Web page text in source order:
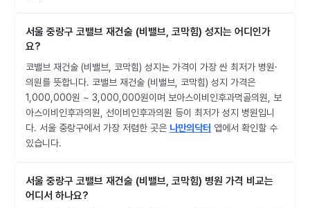
서울 중랑구 코밸브 재건술 (비밸브, 코막힘) 성지는 어디인가
요?
코밸브 재건술 (비밸브, 코막힘) 성지는 가격이 가장 싼 최저가 병원·
의원를 뜻합니다. 코밸브 재건술 (비밸브, 코막힘) 성지 가격은
1,000,000원 ~ 3,000,000원이며 보아스이비인후과먹골의원, 보
아스이비인후과의원, 선이비인후과의원 등이 최저가 성지 병원입니
다. 서울 중랑구에서 가장 저렴한 곳은 나만의닥터 앱에서 확인할 수
있습니다.
서울 중랑구 코밸브 재건술 (비밸브, 코막힘) 병원 가격 비교는
어디서 하나요?